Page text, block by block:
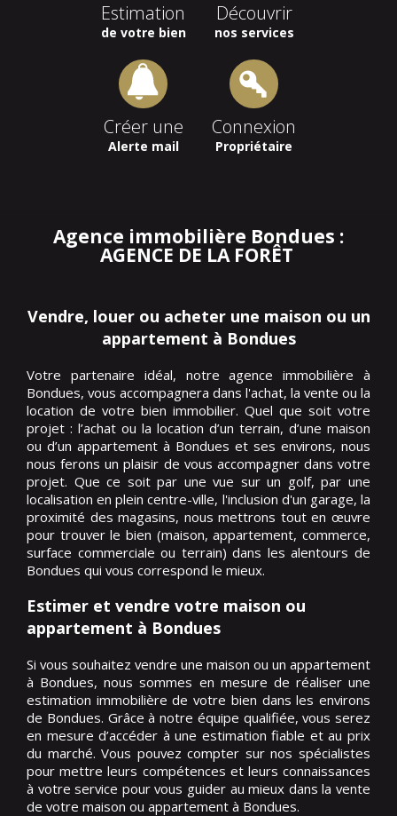
Estimation
de votre bien
Découvrir
nos services
Créer une
Alerte mail
Connexion
Propriétaire
Agence immobilière Bondues :
AGENCE DE LA FORÊT
Vendre, louer ou acheter une maison ou un
appartement à Bondues
Votre partenaire idéal, notre agence immobilière à
Bondues, vous accompagnera dans l'achat, la vente ou la
location de votre bien immobilier. Quel que soit votre
projet : l’achat ou la location d’un terrain, d’une maison
ou d’un appartement à Bondues et ses environs, nous
nous ferons un plaisir de vous accompagner dans votre
projet. Que ce soit par une vue sur un golf, par une
localisation en plein centre-ville, l'inclusion d'un garage, la
proximité des magasins, nous mettrons tout en œuvre
pour trouver le bien (maison, appartement, commerce,
surface commerciale ou terrain) dans les alentours de
Bondues qui vous correspond le mieux.
Estimer et vendre votre maison ou
appartement à Bondues
Si vous souhaitez vendre une maison ou un appartement
à Bondues, nous sommes en mesure de réaliser une
estimation immobilière de votre bien dans les environs
de Bondues. Grâce à notre équipe qualifiée, vous serez
en mesure d’accéder à une estimation fiable et au prix
du marché. Vous pouvez compter sur nos spécialistes
pour mettre leurs compétences et leurs connaissances
à votre service pour vous guider au mieux dans la vente
de votre maison ou appartement à Bondues.